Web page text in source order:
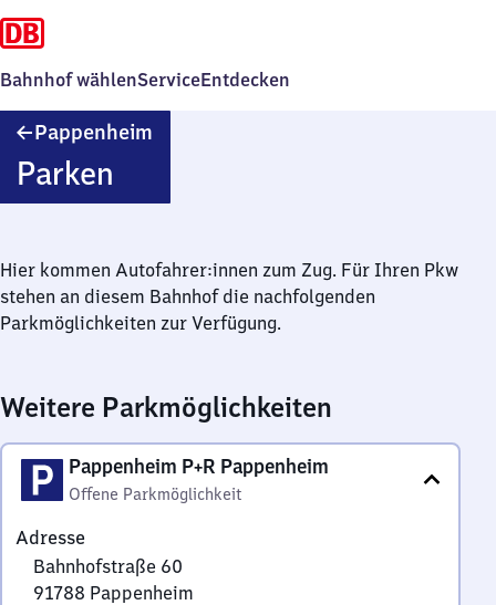
Bahnhof wählenServiceEntdecken
Pappenheim
Parken
Hier kommen Autofahrer:innen zum Zug. Für Ihren Pkw
stehen an diesem Bahnhof die nachfolgenden
Parkmöglichkeiten zur Verfügung.
Weitere Parkmöglichkeiten
Pappenheim P+R Pappenheim
Offene Parkmöglichkeit
Adresse
Bahnhofstraße 60
91788 Pappenheim